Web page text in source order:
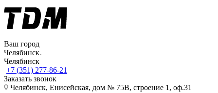
Ваш город
Челябинск
Челябинск
+7 (351) 277-86-21
Заказать звонок
Челябинск, Енисейская, дом № 75В, строение 1, оф.31